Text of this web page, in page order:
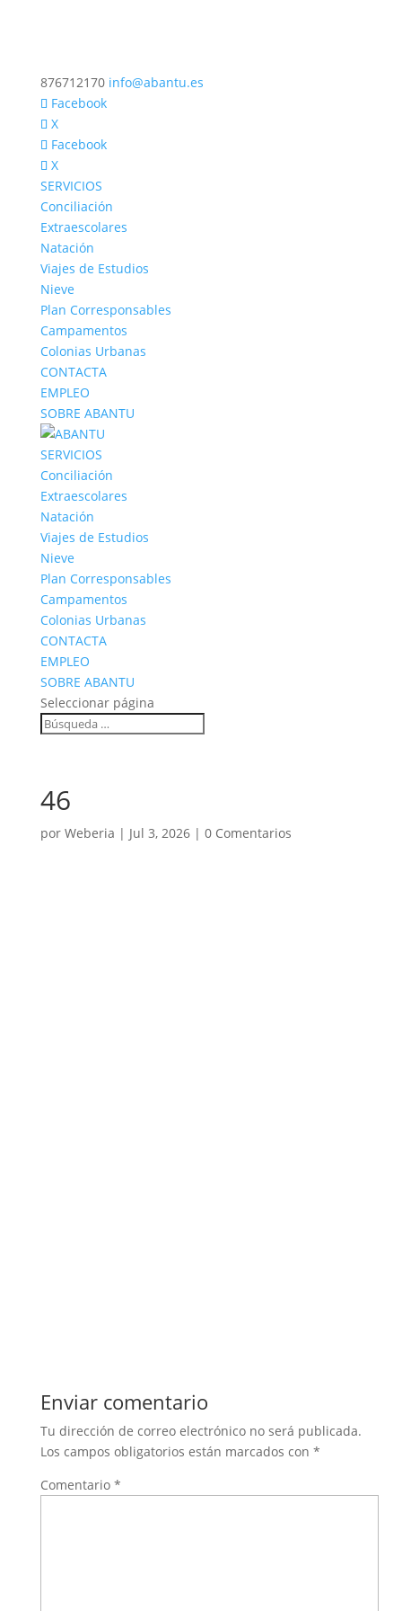
876712170 info@abantu.es
Facebook
X
Facebook
X
SERVICIOS
Conciliación
Extraescolares
Natación
Viajes de Estudios
Nieve
Plan Corresponsables
Campamentos
Colonias Urbanas
CONTACTA
EMPLEO
SOBRE ABANTU
SERVICIOS
Conciliación
Extraescolares
Natación
Viajes de Estudios
Nieve
Plan Corresponsables
Campamentos
Colonias Urbanas
CONTACTA
EMPLEO
SOBRE ABANTU
Seleccionar página
46
por Weberia | Jul 3, 2026| 0 Comentarios
Enviar comentario
Tu dirección de correo electrónico no será publicada.
Los campos obligatorios están marcados con *
Comentario *